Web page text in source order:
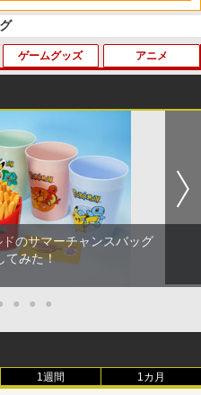
5 デジタル・エディション
-PS5 【特典】
コード 封入
Xbox ワイヤレス コントロー
イドカード 5,000円 デジタ
旧 Xbox ギフトカード】 [オ
ード]
Xbox ワイヤレス コントロー
滅の刃」無限城編 第一章 猗
滅の刃」無限城編 第一章 猗
常版 [DVD]
Kick-Off! 【Switch2】
PC用 miniコントロ
ック [ANS-SW200BK]
エストXI 過ぎ去りし時を求
ックカバー コントローラー
ティックキャップ PS4 コント
PS5 コントローラー / PS5 コ
ー Edge ハンドル 交換用 周
リ防止 全面保護 快適なグリ
単 DualSense DualShock4
ク 2個入
カラー PRO FREAK Cheeky
PS5 PS4 NS pro凹型 FPS 無
ロコン対応【定形外郵便の
ゲームグッズ
場版マクロスF~イツワリノウ
ray Disc (PS3専用ソフト収
リッドパック
ーマリオブラザーズWii ノコ
ザ・ロイヤル 主人公×ぶく
るみマスコット 07.魅力 ラ
アニメ
ァインディング・ドリー Mov
正ブルーレイ＋純正ケース]
未使用品】塔の上のラプンツ
み]
サギと… ～「君たちはどう生
のサマーチャンスバッグ
てみた！
● ● ●
1週間 1カ月